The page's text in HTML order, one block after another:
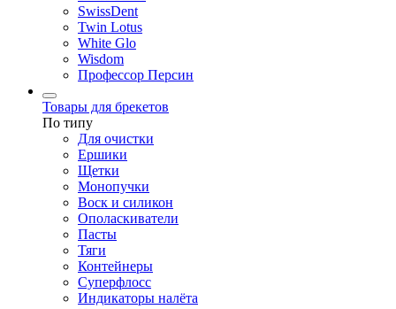
SwissDent
Twin Lotus
White Glo
Wisdom
Профессор Персин
Товары для брекетов
По типу
Для очистки
Ершики
Щетки
Монопучки
Воск и силикон
Ополаскиватели
Пасты
Тяги
Контейнеры
Суперфлосс
Индикаторы налёта